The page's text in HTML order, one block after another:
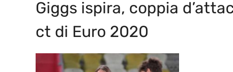
Giggs ispira, coppia
ct di Euro 2020